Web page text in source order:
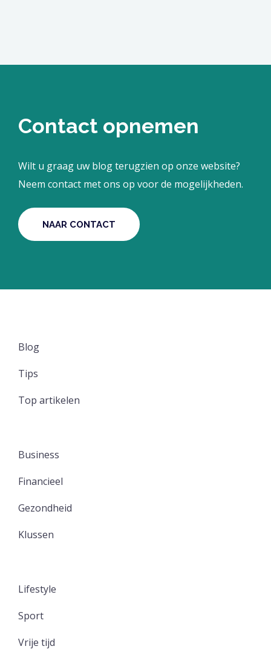
Blog
Tips
Top artikelen
Business
Financieel
Gezondheid
Klussen
Lifestyle
Sport
Vrije tijd
Contact opnemen
Wilt u graag uw blog terugzien op onze website?
Neem contact met ons op voor de mogelijkheden.
NAAR CONTACT